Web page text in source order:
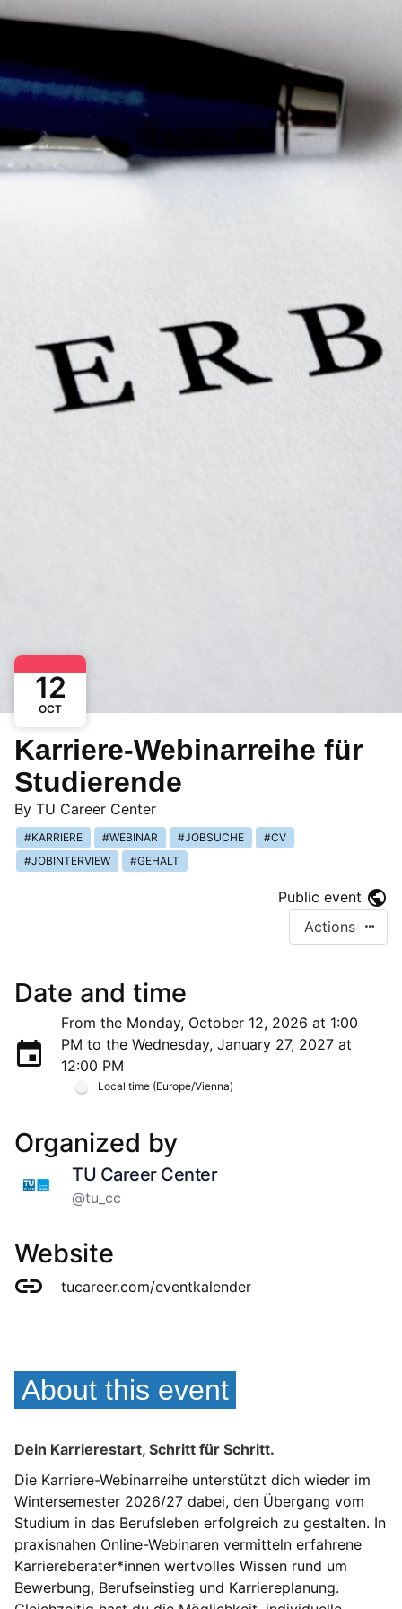
12
OCT
Karriere-Webinarreihe für
Studierende
By TU Career Center
KARRIERE WEBINAR JOBSUCHE
CV
JOBINTERVIEW
GEHALT
Public event
Actions
Date and time
From the Monday, October 12, 2026 at 1:00
PM to the Wednesday, January 27, 2027 at
12:00 PM
Local time (Europe/Vienna)
Organized by
TU Career Center
@tu_cc
Website
tucareer.com/eventkalender
About this event
Dein Karrierestart, Schritt für Schritt.
Die Karriere-Webinarreihe unterstützt dich wieder im
Wintersemester 2026/27 dabei, den Übergang vom
Studium in das Berufsleben erfolgreich zu gestalten. In
praxisnahen Online-Webinaren vermitteln erfahrene
Karriereberater*innen wertvolles Wissen rund um
Bewerbung, Berufseinstieg und Karriereplanung.